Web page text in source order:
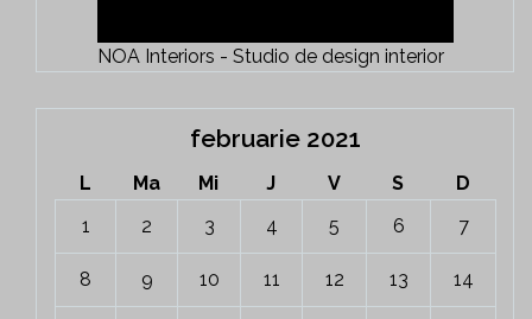
NOA Interiors - Studio de design interior
februarie 2021
L Ma Mi J V S
D
1
2 3 4 5 6 7
8 9 10 11 12 13 14